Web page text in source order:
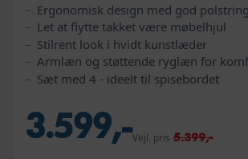
Ergonomisk design med god polstring
Let at flytte takket være møbelhjul
Stilrent look i hvidt kunstlæder
Armlæn og støttende ryglæn for
Sæt med 4 - ideelt til spisebordet
3.599,-Vejl. pris 5.399,-